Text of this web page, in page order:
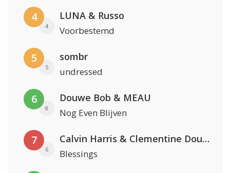
4
4
LUNA & Russo
Voorbestemd
5
5
sombr
undressed
6
8
Douwe Bob & MEAU
Nog Even Blijven
7
6
Calvin Harris & Clementine Douglas
Blessings